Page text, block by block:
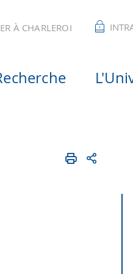
À CHARLEROI